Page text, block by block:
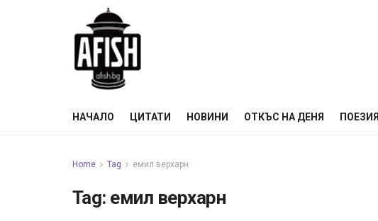
НАЧАЛО ЦИТАТИ НОВИНИ ОТКЪС НА ДЕНЯ ПОЕЗИЯ
Home Tag емил верхарн
Tag: емил верхарн